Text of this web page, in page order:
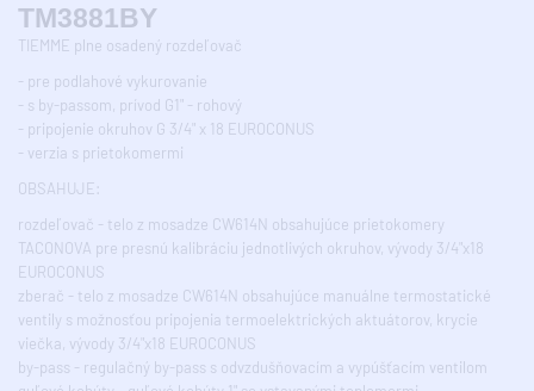
TM3881BY
TIEMME plne osadený rozdeľovač
- pre podlahové vykurovanie
- s by-passom, prívod G1" - rohový
- pripojenie okruhov G 3/4" x 18 EUROCONUS
- verzia s prietokomermi
OBSAHUJE:
rozdeľovač - telo z mosadze CW614N obsahujúce prietokomery
TACONOVA pre presnú kalibráciu jednotlivých okruhov, vývody 3/4"x18
EUROCONUS
zberač - telo z mosadze CW614N obsahujúce manuálne termostatické
ventily s možnosťou pripojenia termoelektrických aktuátorov, krycie
viečka, vývody 3/4"x18 EUROCONUS
by-pass - regulačný by-pass s odvzdušňovacím a vypúšťacím ventilom